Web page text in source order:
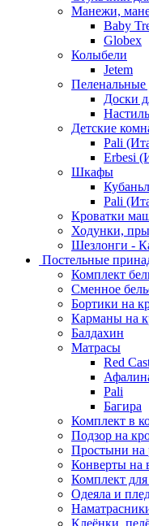
Манежи,
Baby
Globex
Колыбели
Jetem
Пеленальные
Доски
Детские
Pali
Erbesi
Шкафы
Pali
Кроватки
Ходунки,
Шезлонги -
Постельные
Комплект
Сменное
Бортики на
Карманы на
Балдахин
Матрасы
Red
Pali
Багира
Комплект в
Подзор на
Простыни на
Конверты на
Комплект
Одеяла и
Клеёнки,